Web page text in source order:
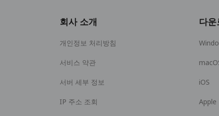
회사 소개
개인정보 처리방침
서비스 약관
서버 세부 정보
IP 주소 조회
다
iOS
Apple